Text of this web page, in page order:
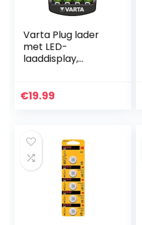
Varta Plug lader
met LED-
laaddisplay,
Varta design,
€19.99